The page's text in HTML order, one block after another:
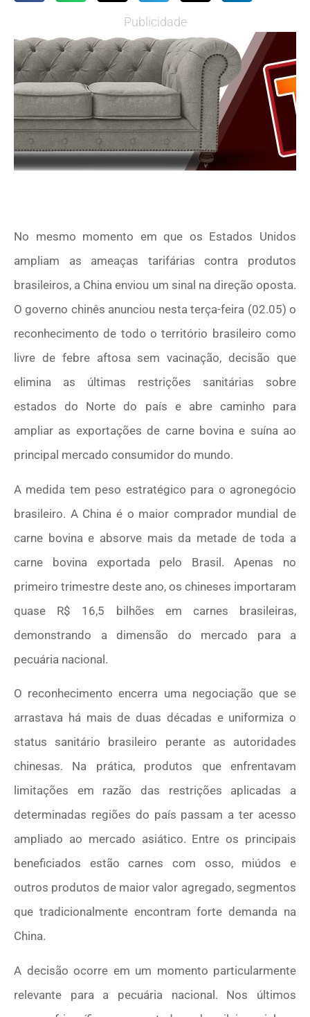
Publicidade
No mesmo momento em que os Estados Unidos
ampliam as ameaças tarifárias contra produtos
brasileiros, a China enviou um sinal na direção oposta.
O governo chinês anunciou nesta terça-feira (02.05) o
reconhecimento de todo o território brasileiro como
livre de febre aftosa sem vacinação, decisão que
elimina as últimas restrições sanitárias sobre
estados do Norte do país e abre caminho para
ampliar as exportações de carne bovina e suína ao
principal mercado consumidor do mundo.
A medida tem peso estratégico para o agronegócio
brasileiro. A China é o maior comprador mundial de
carne bovina e absorve mais da metade de toda a
carne bovina exportada pelo Brasil. Apenas no
primeiro trimestre deste ano, os chineses importaram
quase R$ 16,5 bilhões em carnes brasileiras,
demonstrando a dimensão do mercado para a
pecuária nacional.
O reconhecimento encerra uma negociação que se
arrastava há mais de duas décadas e uniformiza o
status sanitário brasileiro perante as autoridades
chinesas. Na prática, produtos que enfrentavam
limitações em razão das restrições aplicadas a
determinadas regiões do país passam a ter acesso
ampliado ao mercado asiático. Entre os principais
beneficiados estão carnes com osso, miúdos e
outros produtos de maior valor agregado, segmentos
que tradicionalmente encontram forte demanda na
China.
A decisão ocorre em um momento particularmente
relevante para a pecuária nacional. Nos últimos